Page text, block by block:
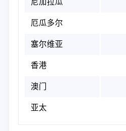
尼加拉瓜
厄瓜多尔
塞尔维亚
香港
澳门
亚太